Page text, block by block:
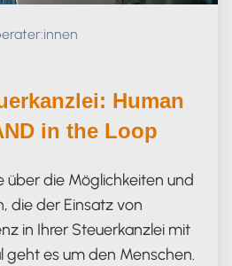
Human
in the Loop
über die Möglichkeiten und
die der Einsatz von
in Ihrer Steuerkanzlei mit
geht es um den Menschen.